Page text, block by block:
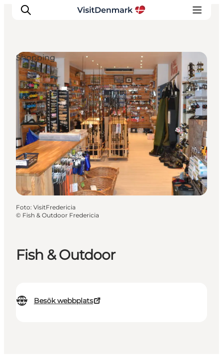
Inspiration
Resmål
Aktiviteter
Övernatta
Planera resan
Fish & Outdoor
Besök webbplats
Shopping
Foto: VisitFredericia
© Fish & Outdoor Fredericia